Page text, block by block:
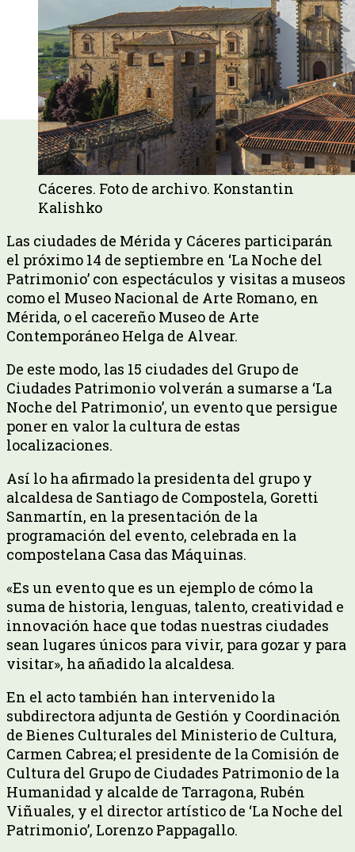
Cáceres. Foto de archivo. Konstantin
Kalishko
Las ciudades de Mérida y Cáceres participarán
el próximo 14 de septiembre en ‘La Noche del
Patrimonio’ con espectáculos y visitas a museos
como el Museo Nacional de Arte Romano, en
Mérida, o el cacereño Museo de Arte
Contemporáneo Helga de Alvear.
De este modo, las 15 ciudades del Grupo de
Ciudades Patrimonio volverán a sumarse a ‘La
Noche del Patrimonio’, un evento que persigue
poner en valor la cultura de estas
localizaciones.
Así lo ha afirmado la presidenta del grupo y
alcaldesa de Santiago de Compostela, Goretti
Sanmartín, en la presentación de la
programación del evento, celebrada en la
compostelana Casa das Máquinas.
«Es un evento que es un ejemplo de cómo la
suma de historia, lenguas, talento, creatividad e
innovación hace que todas nuestras ciudades
sean lugares únicos para vivir, para gozar y para
visitar», ha añadido la alcaldesa.
En el acto también han intervenido la
subdirectora adjunta de Gestión y Coordinación
de Bienes Culturales del Ministerio de Cultura,
Carmen Cabrea; el presidente de la Comisión de
Cultura del Grupo de Ciudades Patrimonio de la
Humanidad y alcalde de Tarragona, Rubén
Viñuales, y el director artístico de ‘La Noche del
Patrimonio’, Lorenzo Pappagallo.